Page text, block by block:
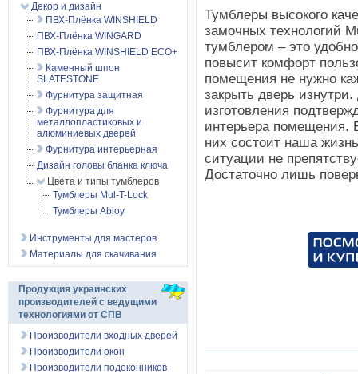
Тумблеры высокого
замочных технологий
тумблером – это
повысит комфорт
помещения не нужно
закрыть дверь
изготовления
интерьера помещения.
них состоит наша
ситуации не
Достаточно лишь
Декор и дизайн
ПВХ-Плёнка WINSHIELD
ПВХ-Плёнка WINGARD
ПВХ-Плёнка WINSHIELD ECO+
Каменный шпон
SLATESTONE
Фурнитура защитная
Фурнитура для
металлопластиковых и
алюминиевых дверей
Фурнитура интерьерная
Дизайн головы бланка ключа
Цвета и типы тумблеров
Тумблеры Mul-T-Lock
Тумблеры Abloy
Инструменты для мастеров
Материалы для скачивания
Продукция украинских
производителей с ведущими
технологиями от СПВ
Производители входных дверей
Производители окон
Производители подоконников